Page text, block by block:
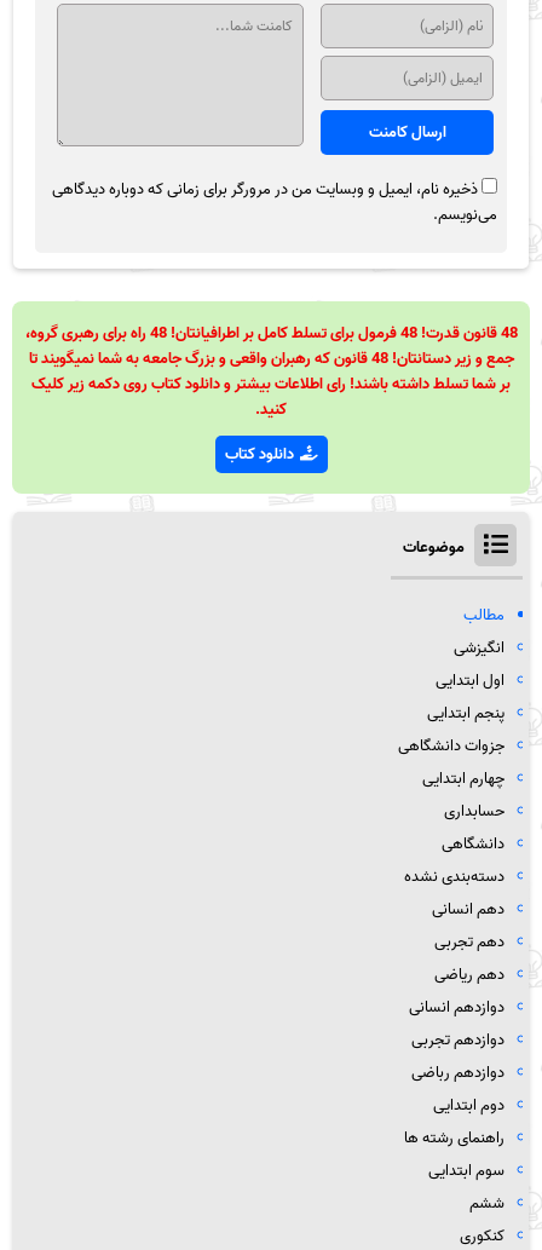
ذخیره نام، ایمیل و وبسایت من در مرورگر برای زمانی که دوباره دیدگاهی
می‌نویسم.
48 قانون قدرت! 48 فرمول برای تسلط کامل بر اطرافیانتان! 48 راه برای رهبری گروه،
جمع و زیر دستانتان! 48 قانون که رهبران واقعی و بزرگ جامعه به شما نمیگویند تا
بر شما تسلط داشته باشند! رای اطلاعات بیشتر و دانلود کتاب روی دکمه زیر کلیک
کنید.
دانلود کتاب
موضوعات
مطالب
انگیزشی
اول ابتدایی
پنجم ابتدایی
جزوات دانشگاهی
چهارم ابتدایی
حسابداری
دانشگاهی
دسته‌بندی نشده
دهم انسانی
دهم تجربی
دهم ریاضی
دوازدهم انسانی
دوازدهم تجربی
دوازدهم رباضی
دوم ابتدایی
راهنمای رشته ها
سوم ابتدایی
ششم
کنکوری